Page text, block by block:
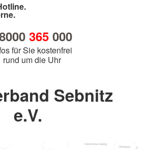
365000
für Sie kostenfrei
rund um die Uhr
Sebnitz
e.V.